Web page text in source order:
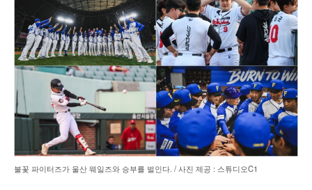
불꽃 파이터즈가 울산 웨일즈와 승부를 벌인다. / 사진 제공 : 스튜디오C1